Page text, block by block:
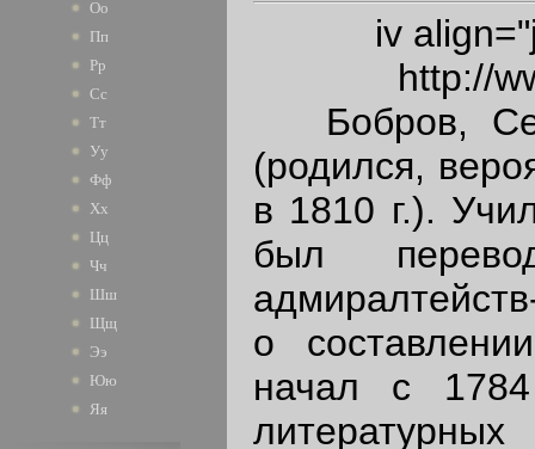
Оо
Пп
Рр
Сс
Тт
Уу
Фф
Хх
Цц
Чч
Шш
Щщ
Ээ
Юю
Яя
iv
http://
Бобров,
(родился,
в 1810 г.).
был
о
начал с